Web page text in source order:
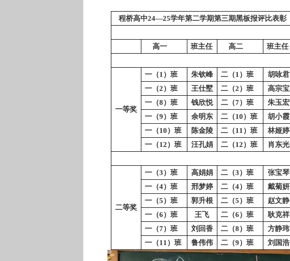
程桥高中24—25学年第二学期第三期黑板报评比表彰
高一 班主任 高二 班主任
一等奖
一（1）班 朱钦峰 二（1）班
胡咏君
一（2）班 王仕墅 二（2）班
高宗宝
一（8）班 钱欣悦 二（7）班
朱玉宏
一（9）班 余明东 二（10）班
胡小霞
一（10）班 陈金陵 二（11）班
林娅婷
一（12）班 汪孔娟 二（12）班 肖东光
二等奖
一（3）班 高娟娟 二（3）班
张宝琴
一（4）班 邢梦婷 二（4）班
戴菊妍
一（5）班 郭升根 二（5）班
赵文静
一（6）班 王飞 二（6）班
耿克祥
一（7）班 刘回香 二（8）班
方静玮
一（11）班 鲁伟伟 二（9）班 刘国浩